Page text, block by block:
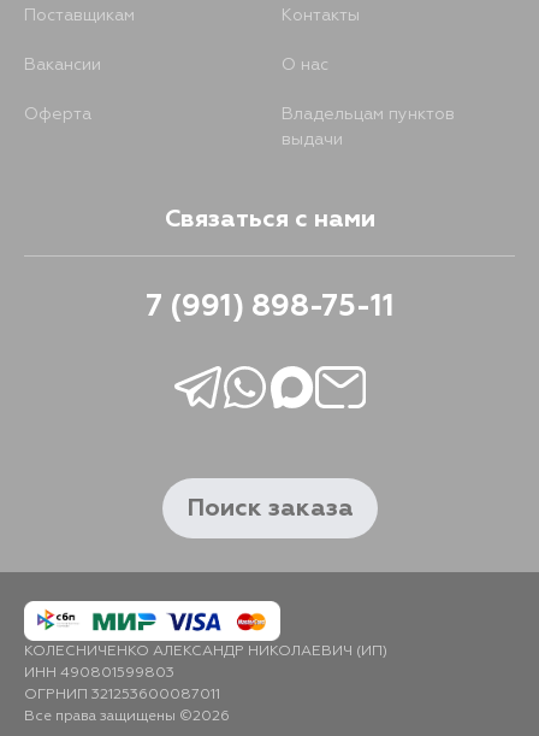
Поставщикам Контакты
Вакансии О нас
Оферта
Владельцам пунктов
выдачи
Связаться с нами
7 (991) 898-75-11
Поиск заказа
КОЛЕСНИЧЕНКО АЛЕКСАНДР НИКОЛАЕВИЧ (ИП)
ИНН 490801599803
ОГРНИП 321253600087011
Все права защищены ©2026